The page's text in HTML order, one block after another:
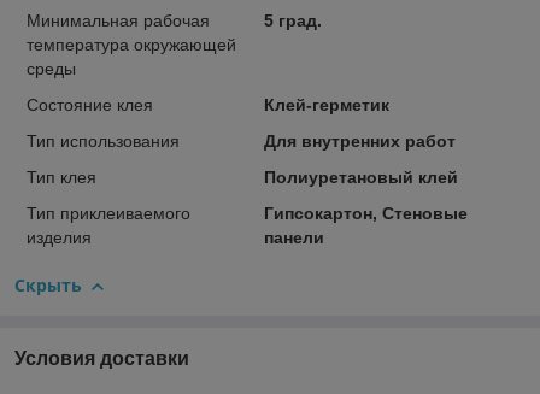
Минимальная рабочая
температура окружающей
среды
5 град.
Состояние клея
Клей-герметик
Тип использования
Для внутренних работ
Тип клея
Полиуретановый клей
Тип приклеиваемого
изделия
Гипсокартон, Стеновые
панели
Скрыть
Условия доставки